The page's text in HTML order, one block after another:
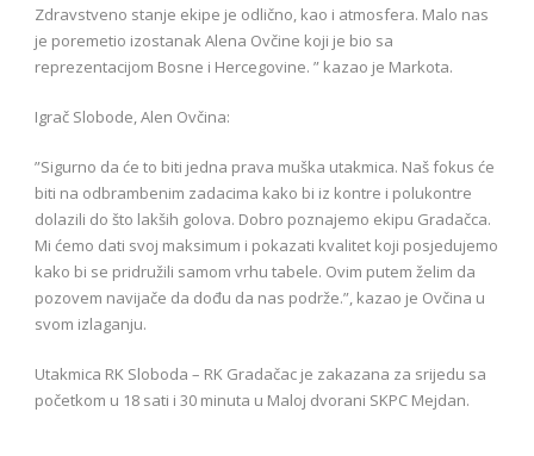
Zdravstveno stanje ekipe je odlično, kao i atmosfera. Malo nas
je poremetio izostanak Alena Ovčine koji je bio sa
reprezentacijom Bosne i Hercegovine. ” kazao je Markota.
Igrač Slobode, Alen Ovčina:
”Sigurno da će to biti jedna prava muška utakmica. Naš fokus će
biti na odbrambenim zadacima kako bi iz kontre i polukontre
dolazili do što lakših golova. Dobro poznajemo ekipu Gradačca.
Mi ćemo dati svoj maksimum i pokazati kvalitet koji posjedujemo
kako bi se pridružili samom vrhu tabele. Ovim putem želim da
pozovem navijače da dođu da nas podrže.”, kazao je Ovčina u
svom izlaganju.
Utakmica RK Sloboda – RK Gradačac je zakazana za srijedu sa
početkom u 18 sati i 30 minuta u Maloj dvorani SKPC Mejdan.